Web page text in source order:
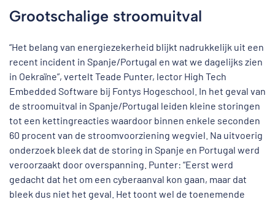
Grootschalige stroomuitval
“Het belang van energiezekerheid blijkt nadrukkelijk uit een
recent incident in Spanje/Portugal en wat we dagelijks zien
in Oekraïne”, vertelt Teade Punter, lector High Tech
Embedded Software bij Fontys Hogeschool. In het geval van
de stroomuitval in Spanje/Portugal leiden kleine storingen
tot een kettingreacties waardoor binnen enkele seconden
60 procent van de stroomvoorziening wegviel. Na uitvoerig
onderzoek bleek dat de storing in Spanje en Portugal werd
veroorzaakt door overspanning. Punter: “Eerst werd
gedacht dat het om een cyberaanval kon gaan, maar dat
bleek dus niet het geval. Het toont wel de toenemende